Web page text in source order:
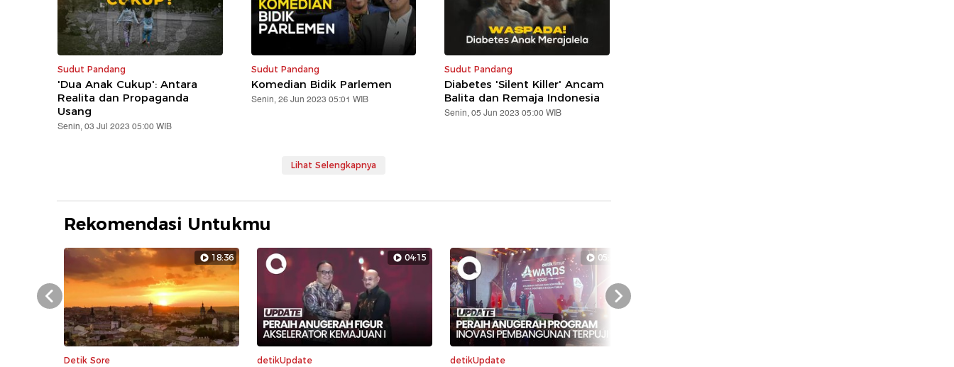
Sudut Pandang
'Dua Anak Cukup': Antara
Realita dan Propaganda
Usang
Senin, 03 Jul 2023 05:00 WIB
Sudut Pandang
Komedian Bidik Parlemen
Senin, 26 Jun 2023 05:01 WIB
Sudut Pandang
Diabetes 'Silent Killer' Ancam
Balita dan Remaja Indonesia
Senin, 05 Jun 2023 05:00 WIB
Lihat Selengkapnya
Rekomendasi Untukmu
18:36
Detik Sore
04:15
detikUpdate
05:29
detikUpdate
Prev Next